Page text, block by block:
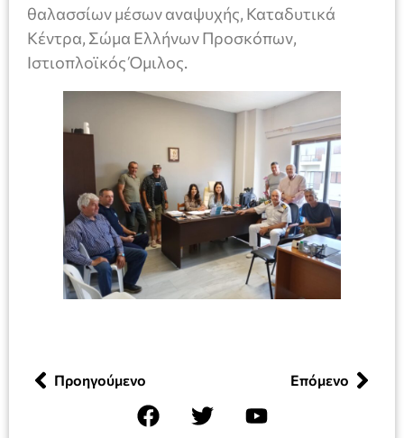
θαλασσίων μέσων αναψυχής, Καταδυτικά
Κέντρα, Σώμα Ελλήνων Προσκόπων,
Ιστιοπλοϊκός Όμιλος.
Προηγούμενο Επόμενο